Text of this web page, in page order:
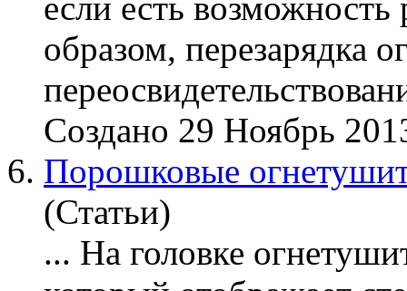
образом, перезарядка
Создано 29 Ноябрь
6. Порошковые
(Статьи)
... На головке